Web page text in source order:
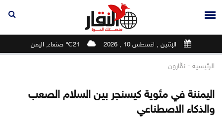
الإثنين , اغسطس 10 , 2026 21℃ صنعاء, اليمن
الرئيسية - نقّارون
اليمننة في مئوية كيسنجر بين السلام الصعب
والذكاء الاصطناعي